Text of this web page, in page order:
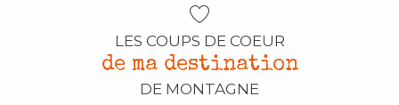
LES COUPS DE COEUR
de ma destination
DE MONTAGNE